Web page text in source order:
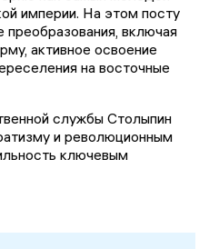
империи. На этом посту
включая
активное освоение
на восточные
службы Столыпин
и революционным
ключевым